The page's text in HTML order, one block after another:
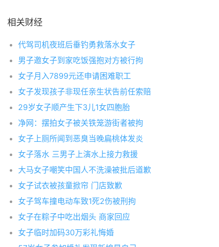
相关财经
代驾司机夜班后垂钓勇救落水女子
男子邀女子到家吃饭强抱对方被行拘
女子月入7899元还申请困难职工
女子发现孩子非现任亲生状告前任索赔
29岁女子顺产生下3儿1女四胞胎
净网：摆拍女子被关铁笼游街者被拘
女子上厕所闻到恶臭当晚扁桃体发炎
女子落水 三男子上演水上接力救援
大马女子嘲笑中国人不洗澡被批后道歉
女子试衣被孩童掀帘 门店致歉
女子驾车撞电动车致1死2伤被刑拘
女子在粽子中吃出烟头 商家回应
女子临时加码30万彩礼悔婚